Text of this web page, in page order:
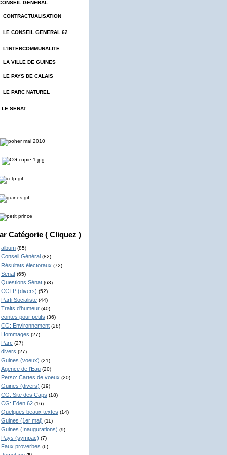
GENERAL
CONTRACTUALISATION
LE CONSEIL GENERAL 62
L'INTERCOMMUNALITE
LA VILLE DE GUINES
LE PAYS DE CALAIS
LE PARC NATUREL
LE SENAT
Catégorie ( Cliquez )
album (85)
Conseil Général (82)
Résultats électoraux (72)
Senat (65)
Questions Sénat (63)
CCTP (divers) (52)
Parti Socialiste (44)
Traits d'humeur (40)
contes pour petits (36)
CG: Environnement (28)
Hommages (27)
Parc (27)
divers (27)
Guines (voeux) (21)
Agence de l'Eau (20)
Perso: Cartes de voeux (20)
Guines (divers) (19)
CG: Site des Caps (18)
CG: Eden 62 (16)
Quelques beaux textes (14)
Guines (1er mai) (11)
Guines (Inaugurations) (9)
Pays (sympac) (7)
Faux proverbes (6)